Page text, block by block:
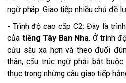
ngữ pháp. Giao tiếp nhiều chủ đề
- Trình độ cao cấp C2: Đây là
của tiếng Tây Ban Nha. Ở trình
cứu sâu xa hơn và theo đuổi
thân, cấu trúc ngữ phải bắt
thục trong những câu giao tiếp